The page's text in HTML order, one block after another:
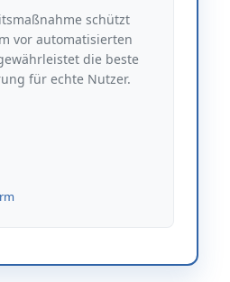
schützt
vor automatisierten
die beste
für echte Nutzer.